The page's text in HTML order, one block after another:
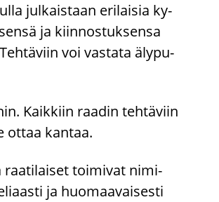
jul­kais­taan eri­lai­sia ky­
ja kiin­nos­tuk­sen­sa
voi vas­ta­ta äly­pu­
Kaik­kiin raa­din teh­tä­viin
ottaa kan­taa.
raa­ti­lai­set toi­mi­vat ni­mi­
ja huo­maa­vai­ses­ti